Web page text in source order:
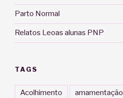
Parto Normal
Relatos Leoas alunas PNP
TAGS
Acolhimento amamentação